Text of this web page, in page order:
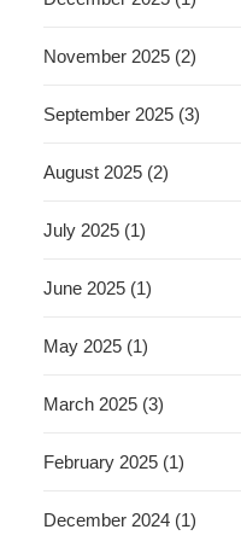
November 2025 (2)
September 2025 (3)
August 2025 (2)
July 2025 (1)
June 2025 (1)
May 2025 (1)
March 2025 (3)
February 2025 (1)
December 2024 (1)